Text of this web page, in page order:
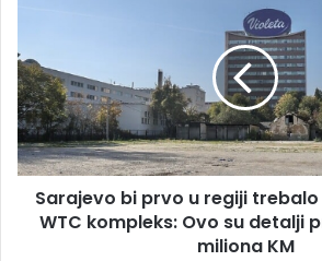
u
regiji
trebalo
dobiti
prestižni
WTC
kompleks:
Ovo
Sarajevo bi prvo u regiji
WTC kompleks: Ovo su detalji
miliona KM